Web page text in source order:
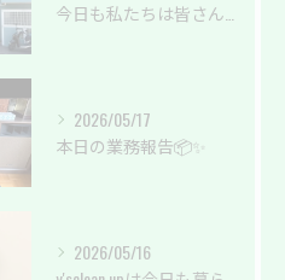
2026/05/17
本日の業務報告📦✨
2026/05/16